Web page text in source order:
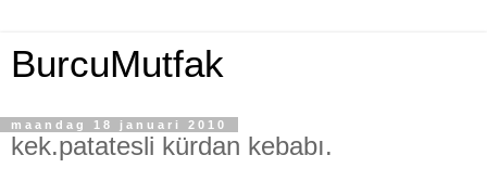
BurcuMutfak
maandag 18 januari 2010
kek.patatesli kürdan kebabı.